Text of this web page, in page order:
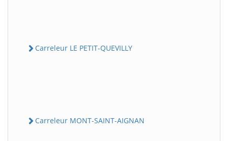
Carreleur LE PETIT-QUEVILLY
Carreleur MONT-SAINT-AIGNAN